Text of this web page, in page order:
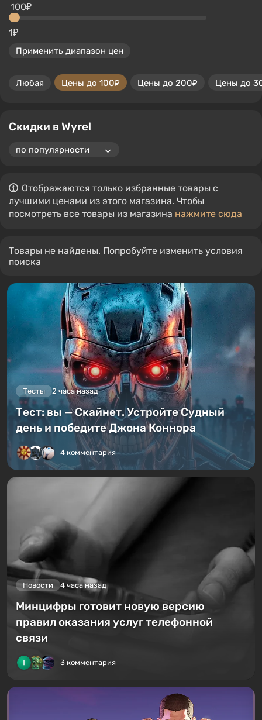
1₽
100₽
Применить диапазон цен
Любая Цены до 100₽ Цены до 200₽ Цены до
Скидки в Wyrel
Отображаются только избранные товары с
лучшими ценами из этого магазина. Чтобы
посмотреть все товары из магазина нажмите сюда
Товары не найдены. Попробуйте изменить условия
поиска
Тесты 2 часа назад
Тест: вы — Скайнет. Устройте Судный
день и победите Джона Коннора
4 комментария
Новости 4 часа назад
Минцифры готовит новую версию
правил оказания услуг телефонной
связи
3 комментария